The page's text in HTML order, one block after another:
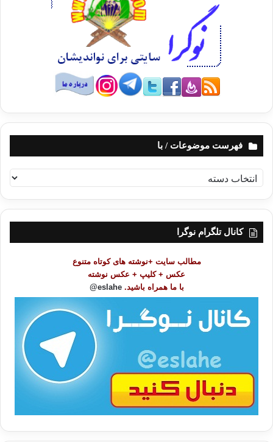
فهرست موضوعات / با
ه
ر
کانال تلگرام نوگرا
مطالب سایت +نوشته های کوتاه متنوع
عکس + کلیپ + عکس نوشته
با ما همراه باشید. eslahe@